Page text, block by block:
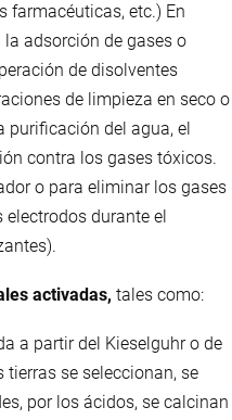
farmacéuticas, etc.) En
adsorción de gases o
de disolventes
de limpieza en seco o
purificación del agua, el
contra los gases tóxicos.
o para eliminar los gases
electrodos durante el
activadas, tales como:
a partir del Kieselguhr o de
se seleccionan, se
por los ácidos, se calcinan